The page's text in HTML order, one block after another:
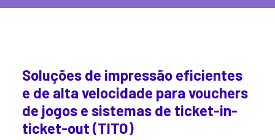
Soluções de impressão eficientes
e de alta velocidade para vouchers
de jogos e sistemas de ticket-in-
ticket-out (TITO)